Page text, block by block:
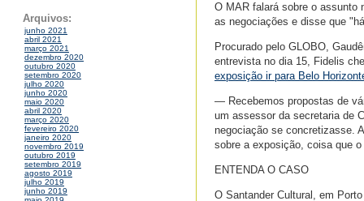
Arquivos:
junho 2021
abril 2021
março 2021
dezembro 2020
outubro 2020
setembro 2020
julho 2020
junho 2020
maio 2020
abril 2020
março 2020
fevereiro 2020
janeiro 2020
novembro 2019
outubro 2019
setembro 2019
agosto 2019
julho 2019
junho 2019
O MAR falará sobre o assunto
as negociações e disse que
Procurado pelo GLOBO,
entrevista no dia 15, Fidelis
exposição ir para Belo
— Recebemos propostas de
um assessor da secretaria de
negociação se concretizasse.
sobre a exposição, coisa que
ENTENDA O CASO
O Santander Cultural, em